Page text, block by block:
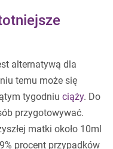
alternatywą dla
temu może się
tygodniu ciąży. Do
przygotowywać.
matki około 10ml
procent przypadków